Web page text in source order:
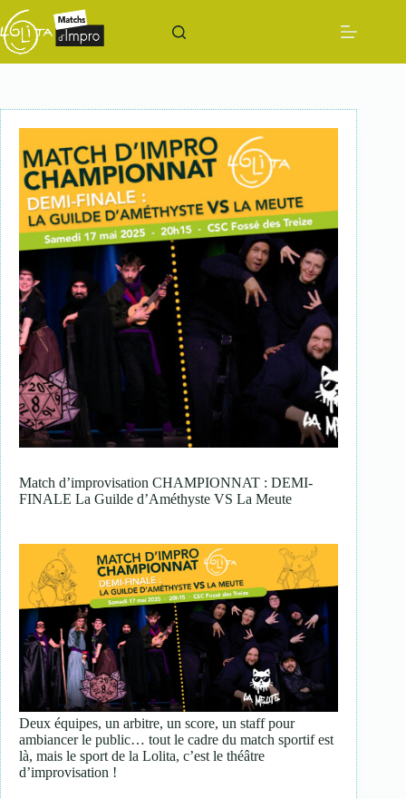
Match d’improvisation CHAMPIONNAT : DEMI-
FINALE La Guilde d’Améthyste VS La Meute
Deux équipes, un arbitre, un score, un staff pour
ambiancer le public… tout le cadre du match sportif est
là, mais le sport de la Lolita, c’est le théâtre
d’improvisation !